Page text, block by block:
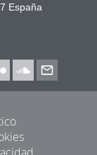
España